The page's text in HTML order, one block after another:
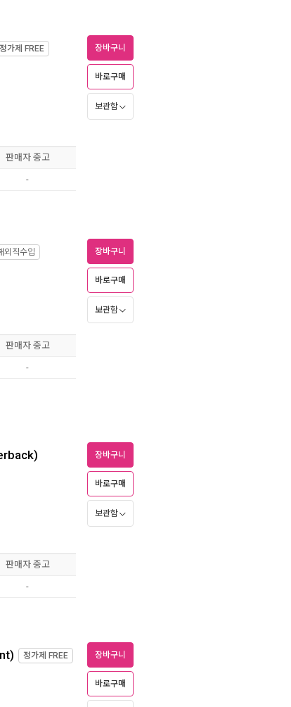
정가제 FREE
장바구니
바로구매
보관함
판매자 중고
-
외직수입 장바구니
바로구매
보관함
판매자 중고
-
장바구니
바로구매
보관함
판매자 중고
-
정가제 FREE
장바구니
바로구매